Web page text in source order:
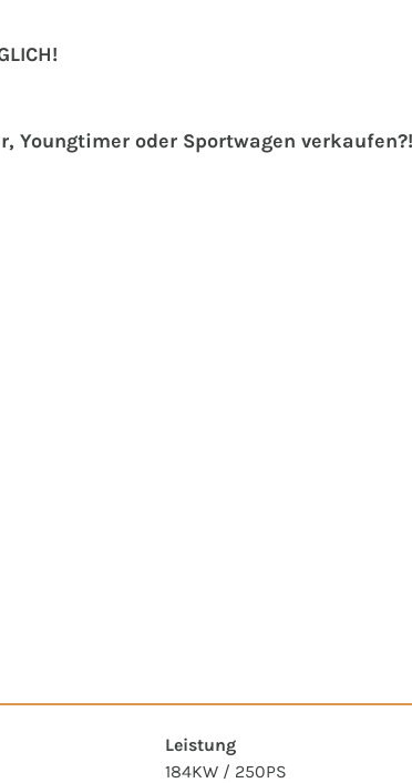
Youngtimer oder Sportwagen
Leistung
184KW / 250PS